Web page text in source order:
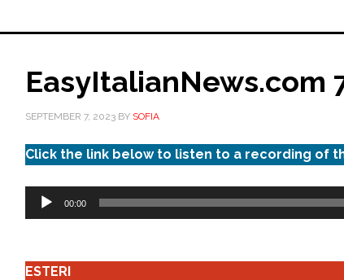
EasyItalianNews.com
SEPTEMBER 7, 2023 BY SOFIA
Click the link below to listen to a recording of
Audio
Player
00:00
ESTERI